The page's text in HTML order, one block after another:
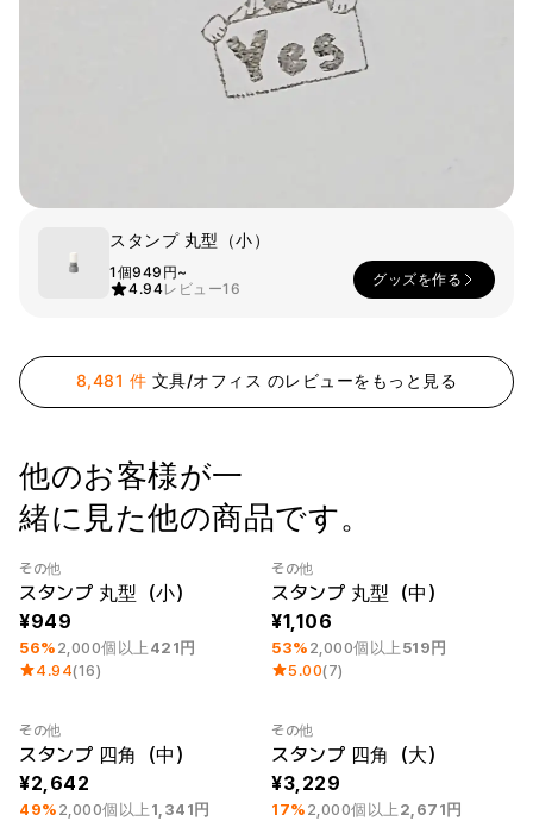
スタンプ 丸型（小）
1個949円~
4.94レビュー16
グッズを作る
8,481 件 文具/オフィス のレビューをもっと見る
他のお客様が一
緒に見た他の商品です。
最小注文数量 1個 Category Best
その他
スタンプ 丸型（小）
949
56% 2,000個以上 421円
4.94(16)
最小注文数量 1個
その他
スタンプ 丸型（中）
1,106
53% 2,000個以上 519円
5.00(7)
最小注文数量 1個
その他
スタンプ 四角（中）
2,642
49% 2,000個以上 1,341円
最小注文数量 1個
その他
スタンプ 四角（大）
3,229
17% 2,000個以上 2,671円
会員登録
1：1お問い合わせ
カスタマーセンタ
サービス紹介
日本語
アウター パンツ
袖なし
GILDAN
素材
ポリエステル
綿/ポリエステル
機能性
販売BEST
様々なカラー
&チューブトップ